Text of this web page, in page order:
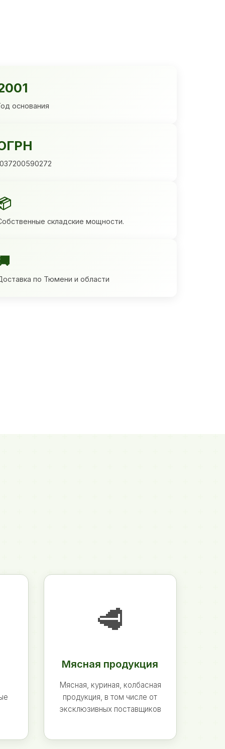
основания
складские мощности.
по Тюмени и области
🥩
Мясная продукция
Мясная, куриная, колбасная
продукция, в том числе от
эксклюзивных поставщиков